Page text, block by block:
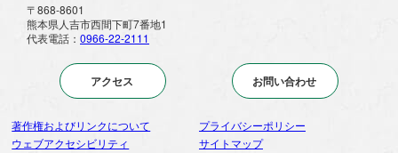
〒868-8601
熊本県人吉市西間下町7番地1
代表電話： 0966-22-2111
アクセス お問い合わせ
著作権およびリンクについて
プライバシーポリシー
ウェブアクセシビリティ
サイトマップ